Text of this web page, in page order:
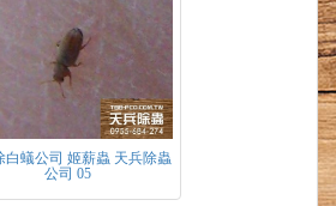
灑於蟲體出入及周遭區域，木
面蟲體，採高壓灌注藥劑，降
，迫使蟲體驅出現場速殺。
菌處理，降低菌絲產生減少蟲
白蟻公司 姬薪蟲 天兵除蟲
公司 05